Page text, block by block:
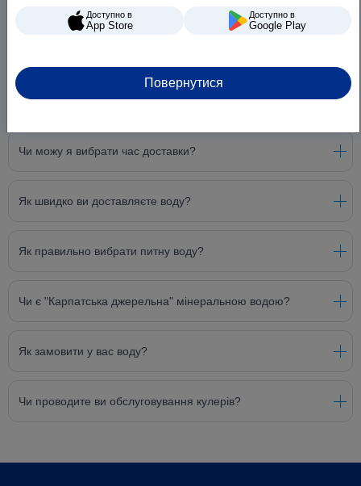
Чи можу я вибрати час доставки?
Як швидко ви доставляєте воду?
Як правильно вибрати питну воду?
Чи є "Карпатська джерельна" мінеральною водою?
Як замовити у вас воду?
Чи проводите ви обслуговування кулерів?
Доступно в
App Store
Доступно в
Google Play
Повернутися